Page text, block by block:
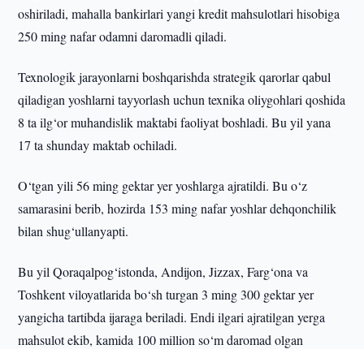
oshiriladi, mahalla bankirlari yangi kredit mahsulotlari hisobiga
250 ming nafar odamni daromadli qiladi.
Texnologik jarayonlarni boshqarishda strategik qarorlar qabul
qiladigan yoshlarni tayyorlash uchun texnika oliygohlari qoshida
8 ta ilg‘or muhandislik maktabi faoliyat boshladi. Bu yil yana
17 ta shunday maktab ochiladi.
O‘tgan yili 56 ming gektar yer yoshlarga ajratildi. Bu o‘z
samarasini berib, hozirda 153 ming nafar yoshlar dehqonchilik
bilan shug‘ullanyapti.
Bu yil Qoraqalpog‘istonda, Andijon, Jizzax, Farg‘ona va
Toshkent viloyatlarida bo‘sh turgan 3 ming 300 gektar yer
yangicha tartibda ijaraga beriladi. Endi ilgari ajratilgan yerga
mahsulot ekib, kamida 100 million so‘m daromad olgan